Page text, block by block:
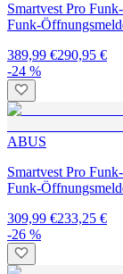
Smartvest Pro
Funk-
389,99 €290,95 €
-24 %
ABUS
Smartvest Pro
Funk-
309,99 €233,25 €
-26 %